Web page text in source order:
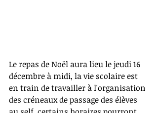
Le repas de Noël aura lieu le jeudi 16
décembre à midi, la vie scolaire est
en train de travailler à l'organisation
des créneaux de passage des élèves